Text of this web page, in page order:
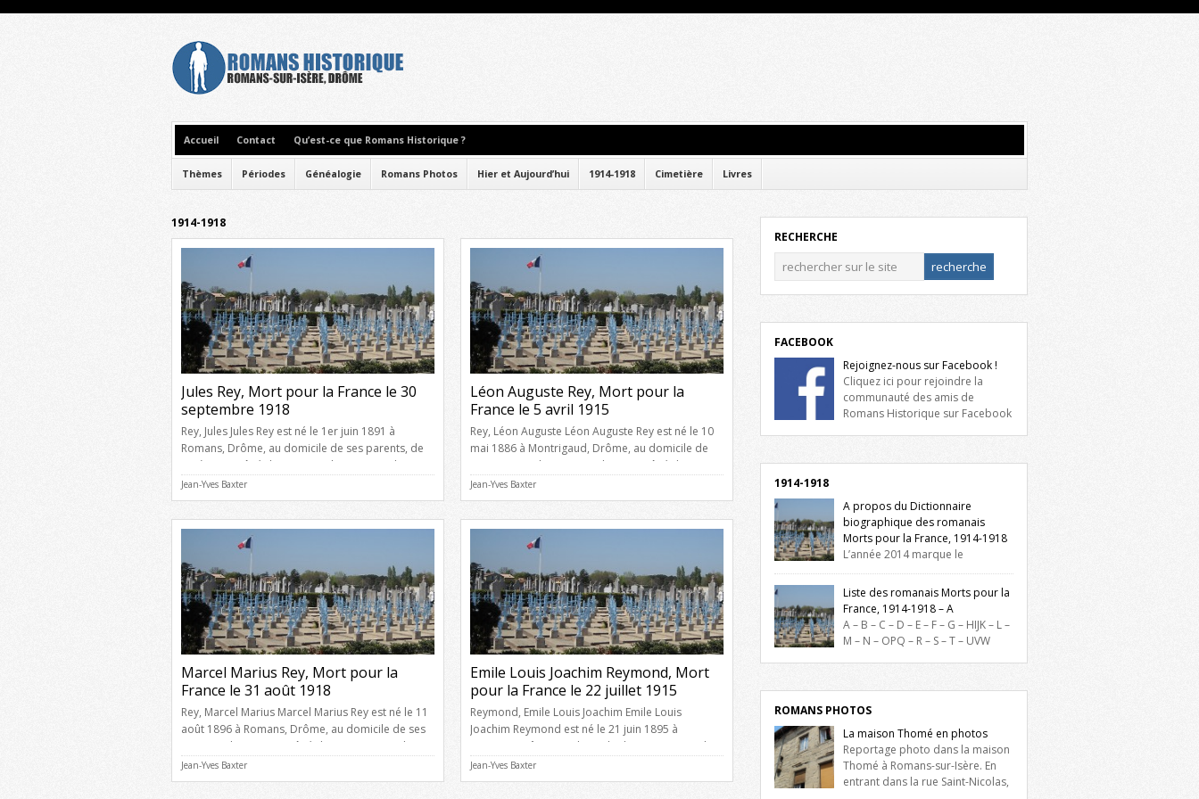
Accueil Contact Qu’est-ce que Romans Historique ?
Thèmes Périodes Généalogie Romans Photos Hier et Aujourd’hui 1914-1918 Cimetière Livres
1914-1918
Jules Rey, Mort pour la France le 30
septembre 1918
Rey, Jules Jules Rey est né le 1er juin 1891 à
Romans, Drôme, au domicile de ses parents, de
Eugène Rey, âgé de 48 ans, cultivateur, et de
Marie Achard, âgée de 41 ans, sans profession,
domiciliés quartier des Balmes à Romans,
Drôme. Il avait le grade de caporal au 9è
Régiment de Zouaves, classe […]
Jean-Yves Baxter
Léon Auguste Rey, Mort pour la
France le 5 avril 1915
Rey, Léon Auguste Léon Auguste Rey est né le 10
mai 1886 à Montrigaud, Drôme, au domicile de
ses parents, de Baptiste Alexis Rey, âgé de 40
ans, cultivateur, et de Octavie Julienne Vivier, âgée
de 26 ans, ménagère, domiciliés quartier de
Revoute à Montrigaud, Drôme. Il avait le grade de
caporal au 275è Régiment […]
Jean-Yves Baxter
Marcel Marius Rey, Mort pour la
France le 31 août 1918
Rey, Marcel Marius Marcel Marius Rey est né le 11
août 1896 à Romans, Drôme, au domicile de ses
parents, de Louis Rey, âgé de 40 ans, revendeur,
et de Marie Sophie Ranc, âgée de 31 ans,
ménagère, domiciliés quartier Vessette à
Jean-Yves Baxter
Emile Louis Joachim Reymond, Mort
pour la France le 22 juillet 1915
Reymond, Emile Louis Joachim Emile Louis
Joachim Reymond est né le 21 juin 1895 à
Romans, Drôme, au domicile de ses parents, de
Louis Joachim Reymond, âgé de 26 ans, voyageur
de commerce, et de Marie Joséphine Revol, âgée
Jean-Yves Baxter
RECHERCHE
FACEBOOK
Rejoignez-nous sur Facebook !
Cliquez ici pour rejoindre la
communauté des amis de
Romans Historique sur Facebook
1914-1918
A propos du Dictionnaire
biographique des romanais
Morts pour la France, 1914-1918
L’année 2014 marque le
centenaire du début de la Première Guerre
Mondiale et ce dictionnaire biographique veut
rendre hommage aux romanais Morts pour la
France durant ce conflit. La base de cette
recherche historique est constituée des noms
gravés sur les plaques commémoratives de
l’Hôtel de Ville, du lycée du Dauphiné et du
Liste des romanais Morts pour la
France, 1914-1918 – A
A – B – C – D – E – F – G – HIJK – L –
M – N – OPQ – R – S – T – UVW
par cette lettre. Liste des romanais […]
ROMANS PHOTOS
La maison Thomé en photos
Reportage photo dans la maison
Thomé à Romans-sur-Isère. En
entrant dans la rue Saint-Nicolas,